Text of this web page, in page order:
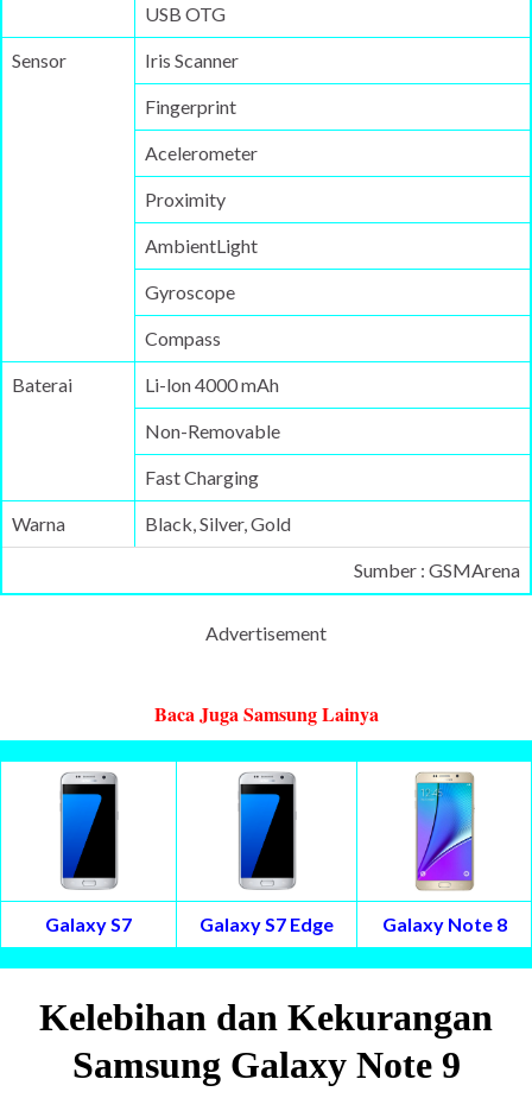
USB OTG
Sensor Iris Scanner
Fingerprint
Acelerometer
Proximity
AmbientLight
Gyroscope
Compass
Baterai Li-lon 4000 mAh
Non-Removable
Fast Charging
Warna Black, Silver, Gold
Sumber : GSMArena
Advertisement
Baca Juga Samsung Lainya
Galaxy S7 Galaxy S7 Edge Galaxy Note 8
Kelebihan dan Kekurangan
Samsung Galaxy Note 9